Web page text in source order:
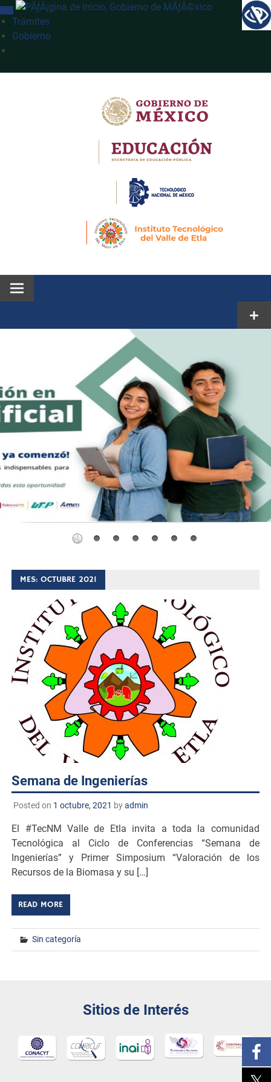
INTERRUPTOR DE NAVEGACIÓN
Trámites
Gobierno
MES:OCTUBRE 2021
Semana de Ingenierías
Posted on 1 octubre, 2021 byadmin
El #TecNM Valle de Etla invita a toda la comunidad
Tecnológica al Ciclo de Conferencias “Semana de
Ingenierías” y Primer Simposium “Valoración de los
Recursos de la Biomasa y su […]
READ MORE
Sin categoría
Sitios de Interés